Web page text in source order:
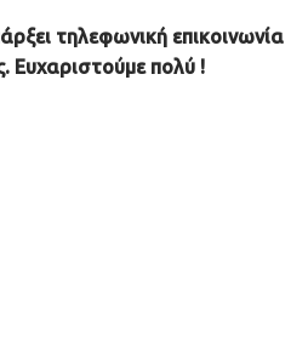
τηλεφωνική επικοινωνία
Ευχαριστούμε πολύ !